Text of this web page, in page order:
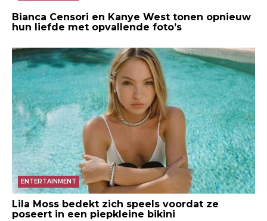
Bianca Censori en Kanye West tonen opnieuw
hun liefde met opvallende foto’s
ENTERTAINMENT
Lila Moss bedekt zich speels voordat ze
poseert in een piepkleine bikini